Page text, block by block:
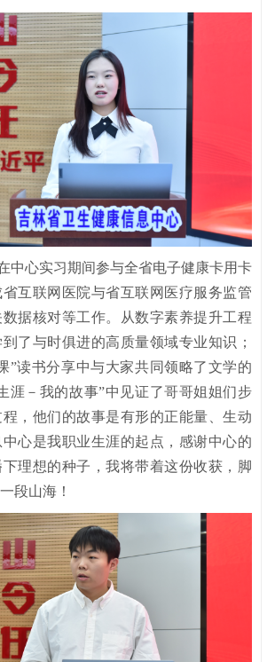
心实习期间参与全省电子健康卡用卡
互联网医院与省互联网医疗服务监管
据核对等工作。从数字素养提升工程
了与时俱进的高质量领域专业知识；
”读书分享中与大家共同领略了文学的
涯－我的故事”中见证了哥哥姐姐们步
，他们的故事是有形的正能量、生动
心是我职业生涯的起点，感谢中心的
理想的种子，我将带着这份收获，脚
段山海！